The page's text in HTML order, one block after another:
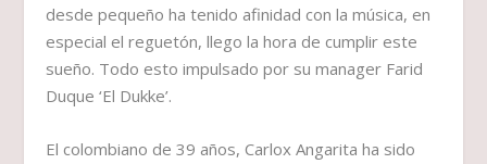
desde pequeño ha tenido afinidad con la música, en
especial el reguetón, llego la hora de cumplir este
sueño. Todo esto impulsado por su manager Farid
Duque ‘El Dukke’.
El colombiano de 39 años, Carlox Angarita ha sido